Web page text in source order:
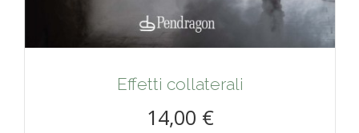
Effetti collaterali
14,00 €